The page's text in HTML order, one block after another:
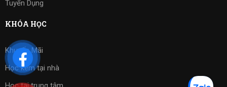
Tuyển Dụng
KHÓA HỌC
Khuyến Mãi
Học kèm tại nhà